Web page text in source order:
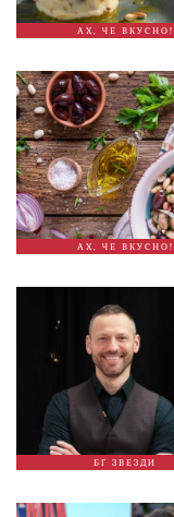
АХ, ЧЕ ВКУСНО!
АХ, ЧЕ ВКУСНО!
БГ ЗВЕЗДИ